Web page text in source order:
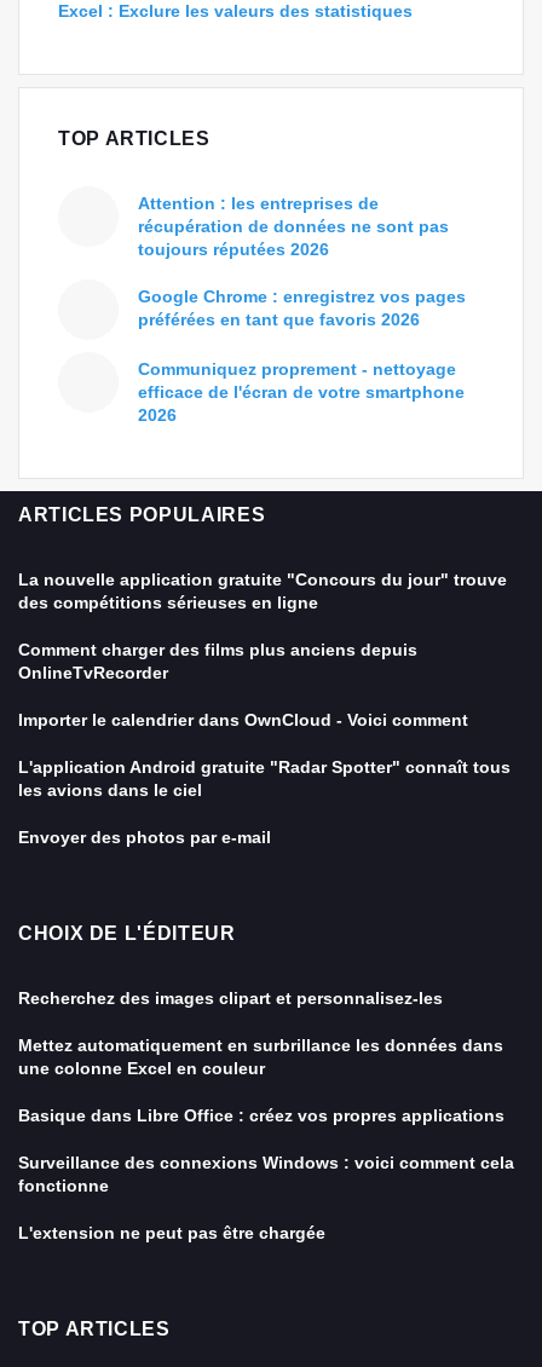
Excel : Exclure les valeurs des statistiques
TOP ARTICLES
Attention : les entreprises de
récupération de données ne sont pas
toujours réputées 2026
Google Chrome : enregistrez vos pages
préférées en tant que favoris 2026
Communiquez proprement - nettoyage
efficace de l'écran de votre smartphone
2026
ARTICLES POPULAIRES
La nouvelle application gratuite "Concours du jour" trouve
des compétitions sérieuses en ligne
Comment charger des films plus anciens depuis
OnlineTvRecorder
Importer le calendrier dans OwnCloud - Voici comment
L'application Android gratuite "Radar Spotter" connaît tous
les avions dans le ciel
Envoyer des photos par e-mail
CHOIX DE L'ÉDITEUR
Recherchez des images clipart et personnalisez-les
Mettez automatiquement en surbrillance les données dans
une colonne Excel en couleur
Basique dans Libre Office : créez vos propres applications
Surveillance des connexions Windows : voici comment cela
fonctionne
L'extension ne peut pas être chargée
TOP ARTICLES